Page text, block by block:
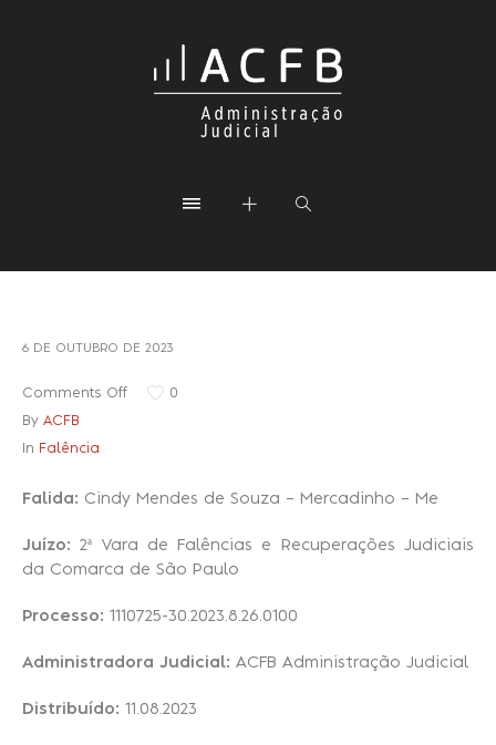
6 DE OUTUBRO DE 2023
Comments Off 0
By ACFB
In Falência
Falida: Cindy Mendes de Souza – Mercadinho – Me
Juízo: 2ª Vara de Falências e Recuperações Judiciais
da Comarca de São Paulo
Processo: 1110725-30.2023.8.26.0100
Administradora Judicial: ACFB Administração Judicial
Distribuído: 11.08.2023